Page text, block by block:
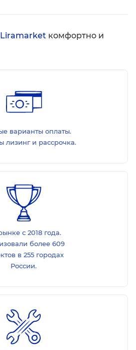
Liramarket комфортно и
варианты оплаты.
лизинг и рассрочка.
с 2018 года.
более 609
в 255 городах
России.